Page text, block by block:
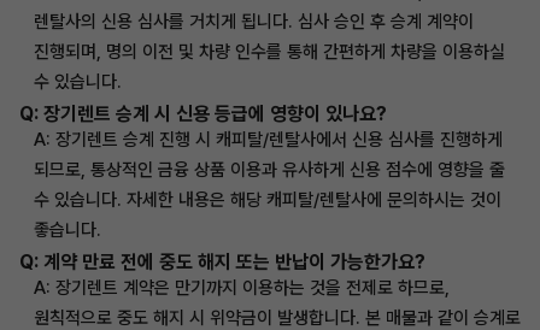
렌탈사의 신용 심사를 거치게 됩니다. 심사 승인 후 승계 계약이
진행되며, 명의 이전 및 차량 인수를 통해 간편하게 차량을 이용하실
수 있습니다.
Q: 장기렌트 승계 시 신용 등급에 영향이 있나요?
A: 장기렌트 승계 진행 시 캐피탈/렌탈사에서 신용 심사를 진행하게
되므로, 통상적인 금융 상품 이용과 유사하게 신용 점수에 영향을 줄
수 있습니다. 자세한 내용은 해당 캐피탈/렌탈사에 문의하시는 것이
좋습니다.
Q: 계약 만료 전에 중도 해지 또는 반납이 가능한가요?
A: 장기렌트 계약은 만기까지 이용하는 것을 전제로 하므로,
원칙적으로 중도 해지 시 위약금이 발생합니다. 본 매물과 같이 승계로